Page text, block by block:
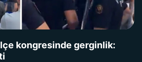
ilçe kongresinde gerginlik: